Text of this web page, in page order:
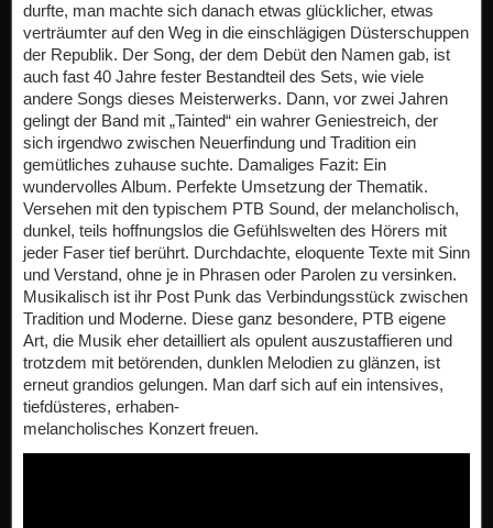
durfte, man machte sich danach etwas glücklicher, etwas
verträumter auf den Weg in die einschlägigen Düsterschuppen
der Republik. Der Song, der dem Debüt den Namen gab, ist
auch fast 40 Jahre fester Bestandteil des Sets, wie viele
andere Songs dieses Meisterwerks. Dann, vor zwei Jahren
gelingt der Band mit „Tainted“ ein wahrer Geniestreich, der
sich irgendwo zwischen Neuerfindung und Tradition ein
gemütliches zuhause suchte. Damaliges Fazit: Ein
wundervolles Album. Perfekte Umsetzung der Thematik.
Versehen mit den typischem PTB Sound, der melancholisch,
dunkel, teils hoffnungslos die Gefühlswelten des Hörers mit
jeder Faser tief berührt. Durchdachte, eloquente Texte mit Sinn
und Verstand, ohne je in Phrasen oder Parolen zu versinken.
Musikalisch ist ihr Post Punk das Verbindungsstück zwischen
Tradition und Moderne. Diese ganz besondere, PTB eigene
Art, die Musik eher detailliert als opulent auszustaffieren und
trotzdem mit betörenden, dunklen Melodien zu glänzen, ist
erneut grandios gelungen. Man darf sich auf ein intensives,
tiefdüsteres, erhaben-
melancholisches Konzert freuen.